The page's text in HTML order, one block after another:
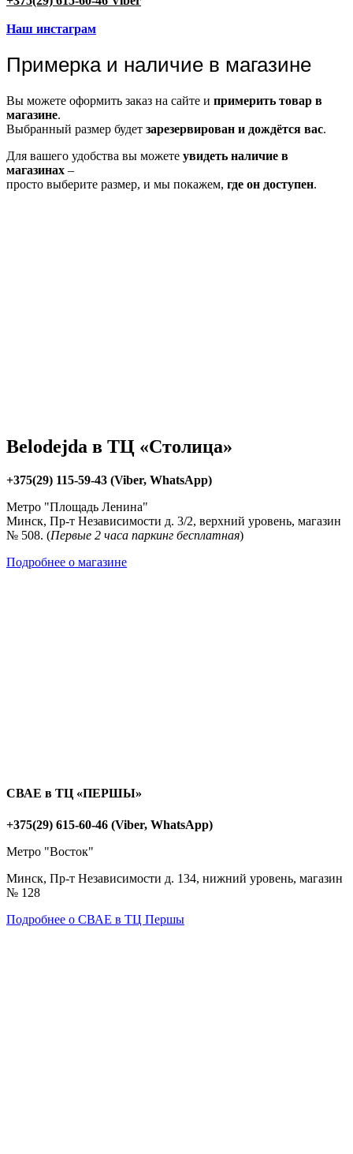
Наш инстаграм
Примерка и наличие в магазине
Вы можете оформить заказ на сайте и примерить товар в
магазине.
Выбранный размер будет зарезервирован и дождётся вас.
Для вашего удобства вы можете увидеть наличие в
магазинах –
просто выберите размер, и мы покажем, где он доступен.
Belodejda в ТЦ «Столица»
+375(29) 115-59-43 (Viber, WhatsApp)
Метро "Площадь Ленина"
Минск, Пр-т Независимости д. 3/2, верхний уровень, магазин
№ 508. (Первые 2 часа паркинг бесплатная)
Подробнее о магазине
СВАЕ в ТЦ «ПЕРШЫ»
+375(29) 615-60-46 (Viber, WhatsApp)
Метро "Восток"
Минск, Пр-т Независимости д. 134, нижний уровень, магазин
№ 128
Подробнее о СВАЕ в ТЦ Першы